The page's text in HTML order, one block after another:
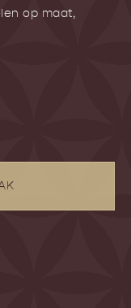
op maat,